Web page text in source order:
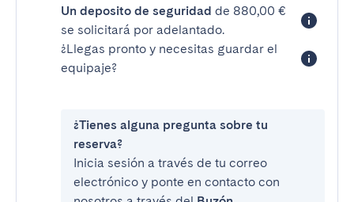
Un deposito de seguridad de 880,00 €
se solicitará por adelantado.
¿Llegas pronto y necesitas guardar el
equipaje?
¿Tienes alguna pregunta sobre tu
reserva?
Inicia sesión a través de tu correo
electrónico y ponte en contacto con